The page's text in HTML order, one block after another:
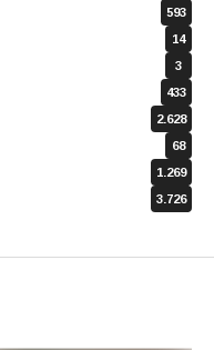
593
14
3
433
2.628
68
1.269
3.726